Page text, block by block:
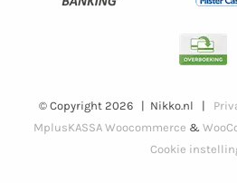
© Copyright 2026 | Nikko.nl |
MplusKASSA Woocommerce &
Cookie